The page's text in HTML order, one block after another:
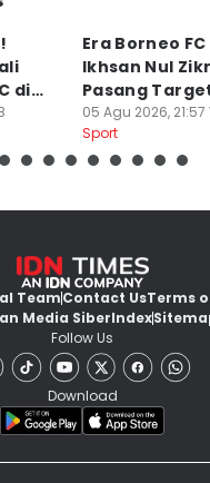
di
Era Borneo
Ikhsan Nul
Pasang
Besar
05 Agu 2026, 21:57
Sport
TeamContact UsTerms
Media SiberIndex
Follow Us
Download